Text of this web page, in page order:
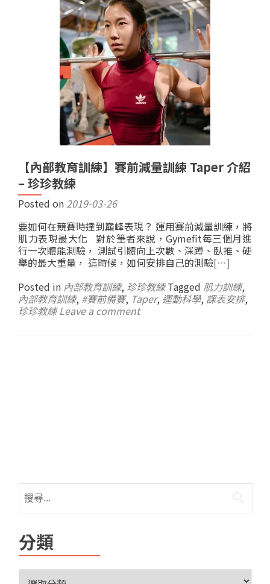
【內部教育訓練】賽前減量訓練 Taper 介紹
– 珍珍教練
Posted on 2019-03-26
要如何在競賽時達到巔峰表現？ 運用賽前減量訓練，將
肌力表現最大化 對於筆者來說，Gymefit每三個月進
行一次體能測驗， 測試引體向上次數、深蹲、臥推、硬
舉的最大重量， 這時候，如何安排自己的測驗[…]
Posted in 內部教育訓練, 珍珍教練 Tagged 肌力訓練,
內部教育訓練, #賽前備賽, Taper, 運動科學, 課表安排,
珍珍教練 Leave a comment
分類